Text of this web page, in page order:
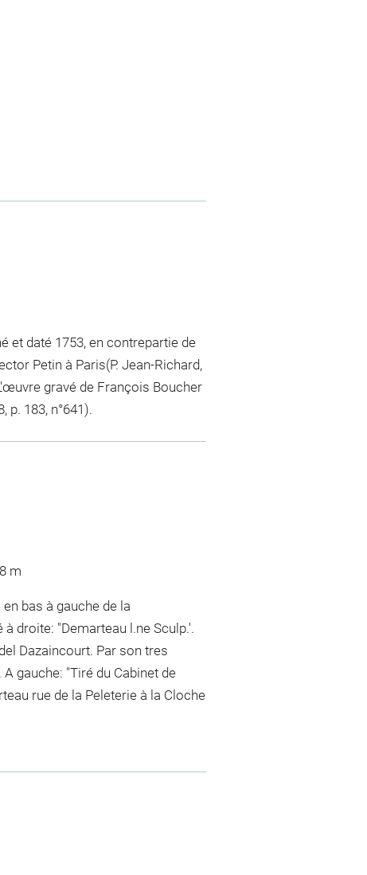
et daté 1753, en contrepartie de
Petin à Paris(P. Jean-Richard,
gravé de François Boucher
p. 183, n°641).
m
bas à gauche de la
droite: "Demarteau l.ne Sculp.'.
Dazaincourt. Par son tres
gauche: "Tiré du Cabinet de
rue de la Peleterie à la Cloche